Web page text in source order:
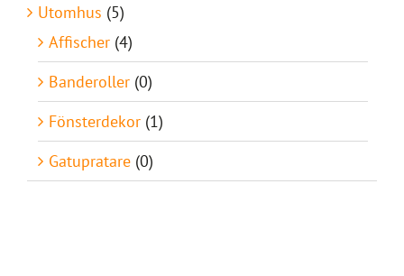
Utomhus (5)
Affischer (4)
Banderoller (0)
Fönsterdekor (1)
Gatupratare (0)